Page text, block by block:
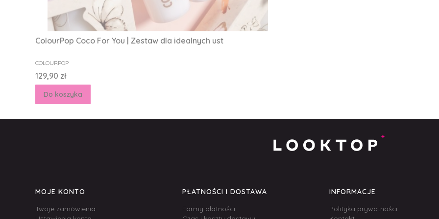
ColourPop Coco For You | Zestaw dla idealnych ust
PRODUCENT
COLOURPOP
Cena
129,90 zł
Do koszyka
Linki w stopce
MOJE KONTO
Twoje zamówienia
PŁATNOŚCI I DOSTAWA
Formy płatności
INFORMACJE
Polityka prywatności